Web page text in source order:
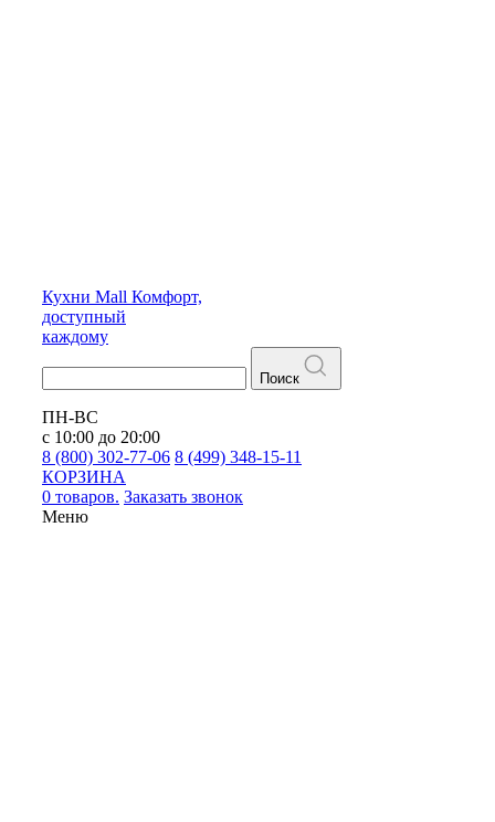
Кухни Mall Комфорт,
доступный
каждому
Поиск
ПН-ВС
с 10:00 до 20:00
8 (800) 302-77-06 8 (499) 348-15-11
КОРЗИНА
0 товаров. Заказать звонок
Меню